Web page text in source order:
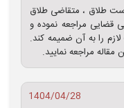
طلاق ، متقاضی طلاق
قضایی مراجعه نموده و
را به آن ضمیمه کند.
مقاله مراجعه نمایید.
1404/04/28